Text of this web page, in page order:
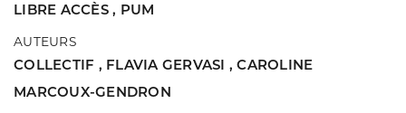
LIBRE ACCÈS , PUM
AUTEURS
COLLECTIF , FLAVIA GERVASI ,CAROLINE
MARCOUX-GENDRON